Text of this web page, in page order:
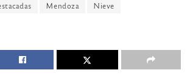
Mendoza Nieve